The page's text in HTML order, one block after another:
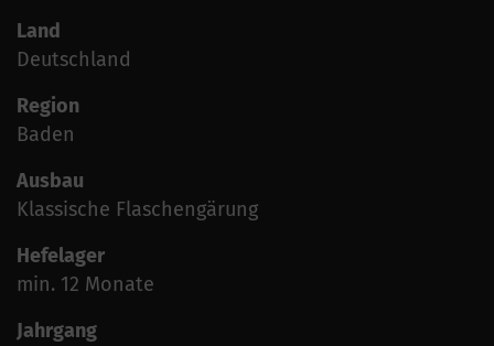
Land
Deutschland
Region
Baden
Ausbau
Klassische Flaschengärung
Hefelager
min. 12 Monate
Jahrgang